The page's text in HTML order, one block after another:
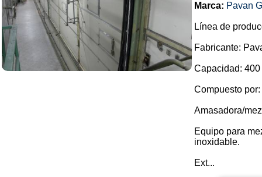
Marca: Pavan
Línea de
Fabricante:
Capacidad:
Compuesto por:
Amasadora/
Equipo para
inoxidable.
Ext...